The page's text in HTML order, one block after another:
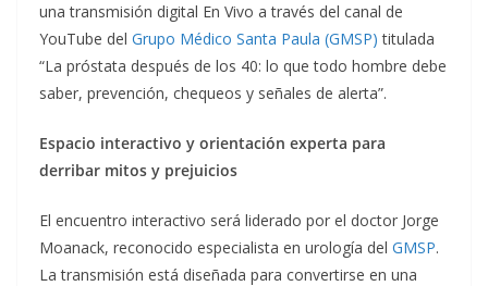
una transmisión digital En Vivo a través del canal de
YouTube del Grupo Médico Santa Paula (GMSP) titulada
“La próstata después de los 40: lo que todo hombre debe
saber, prevención, chequeos y señales de alerta”.
Espacio interactivo y orientación experta para
derribar mitos y prejuicios
El encuentro interactivo será liderado por el doctor Jorge
Moanack, reconocido especialista en urología del GMSP.
La transmisión está diseñada para convertirse en una